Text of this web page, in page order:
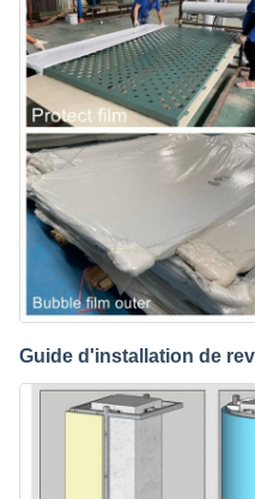
Guide d'installation de